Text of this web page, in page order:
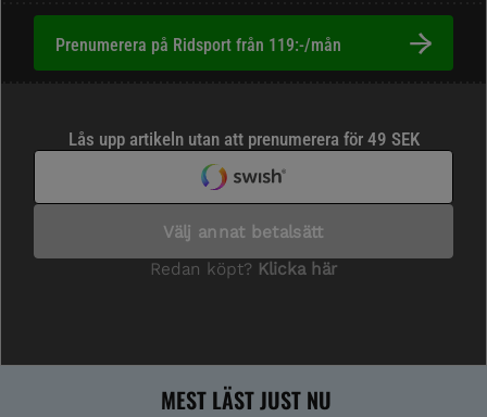
Prenumerera på Ridsport från 119:-/mån
MEST LÄST JUST NU